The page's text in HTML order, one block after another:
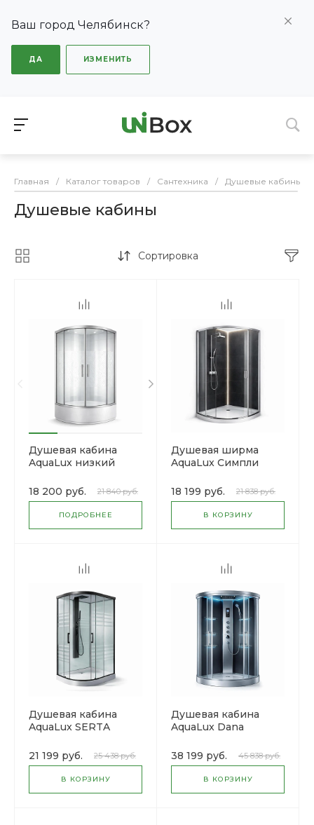
Ваш город Челябинск?
ДА ИЗМЕНИТЬ
Главная / Каталог товаров / Сантехника / Душевые кабины
Душевые кабины
Сортировка
Душевая кабина
AquaLux низкий
18 200 руб.
21 840 руб.
ПОДРОБНЕЕ
Душевая ширма
AquaLux Симпли
18 199 руб. 21 838 руб.
В КОРЗИНУ
Душевая кабина
AquaLux SERTA
21 199 руб.
25 438 руб.
В КОРЗИНУ
Душевая кабина
AquaLux Dana
38 199 руб.
45 838 руб.
В КОРЗИНУ